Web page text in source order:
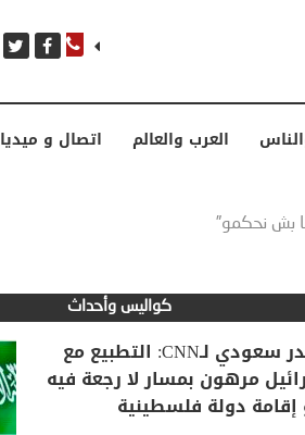
مصدر سعودي لـCNN: التطبيع مع إسرائيل مرهون بمسار لا رجعة فيه نحو إقامة دولة فلسطينية
العرب والعالم اتصال و ميديا
بش نحكمو”
كواليس وأحداث
مصدر سعودي لـCNN: التطبيع مع
مرهون بمسار لا رجعة فيه
إقامة دولة فلسطينية